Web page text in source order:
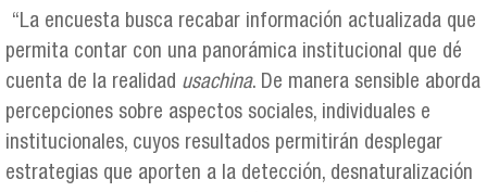
“La encuesta busca recabar información actualizada que
permita contar con una panorámica institucional que dé
cuenta de la realidad usachina. De manera sensible aborda
percepciones sobre aspectos sociales, individuales e
institucionales, cuyos resultados permitirán desplegar
estrategias que aporten a la detección, desnaturalización